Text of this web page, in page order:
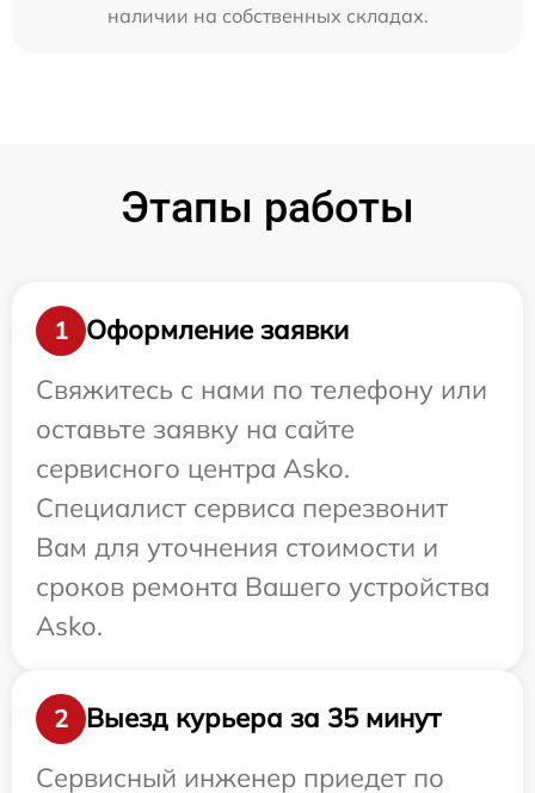
наличии на собственных складах.
Этапы работы
1
Оформление заявки
Свяжитесь с нами по телефону или
оставьте заявку на сайте
сервисного центра Asko.
Специалист сервиса перезвонит
Вам для уточнения стоимости и
сроков ремонта Вашего устройства
Asko.
2
Выезд курьера за 35 минут
Сервисный инженер приедет по